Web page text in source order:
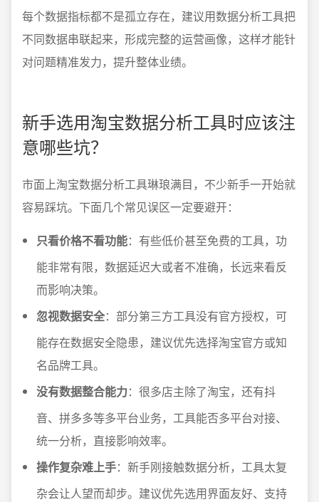
每个数据指标都不是孤立存在，建议用数据分析工具把
不同数据串联起来，形成完整的运营画像，这样才能针
对问题精准发力，提升整体业绩。
新手选用淘宝数据分析工具时应该注
意哪些坑？
市面上淘宝数据分析工具琳琅满目，不少新手一开始就
容易踩坑。下面几个常见误区一定要避开：
只看价格不看功能：有些低价甚至免费的工具，功
能非常有限，数据延迟大或者不准确，长远来看反
而影响决策。
忽视数据安全：部分第三方工具没有官方授权，可
能存在数据安全隐患，建议优先选择淘宝官方或知
名品牌工具。
没有数据整合能力：很多店主除了淘宝，还有抖
音、拼多多等多平台业务，工具能否多平台对接、
统一分析，直接影响效率。
操作复杂难上手：新手刚接触数据分析，工具太复
杂会让人望而却步。建议优先选用界面友好、支持